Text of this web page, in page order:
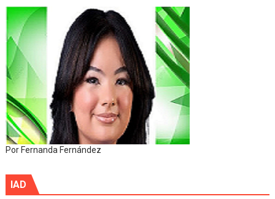
Por Fernanda Fernández
IAD